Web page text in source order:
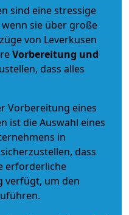
sind eine stressige
sie über große
von Leverkusen
Vorbereitung und
dass alles
Vorbereitung eines
ist die Auswahl eines
in
dass
erforderliche
verfügt, um den